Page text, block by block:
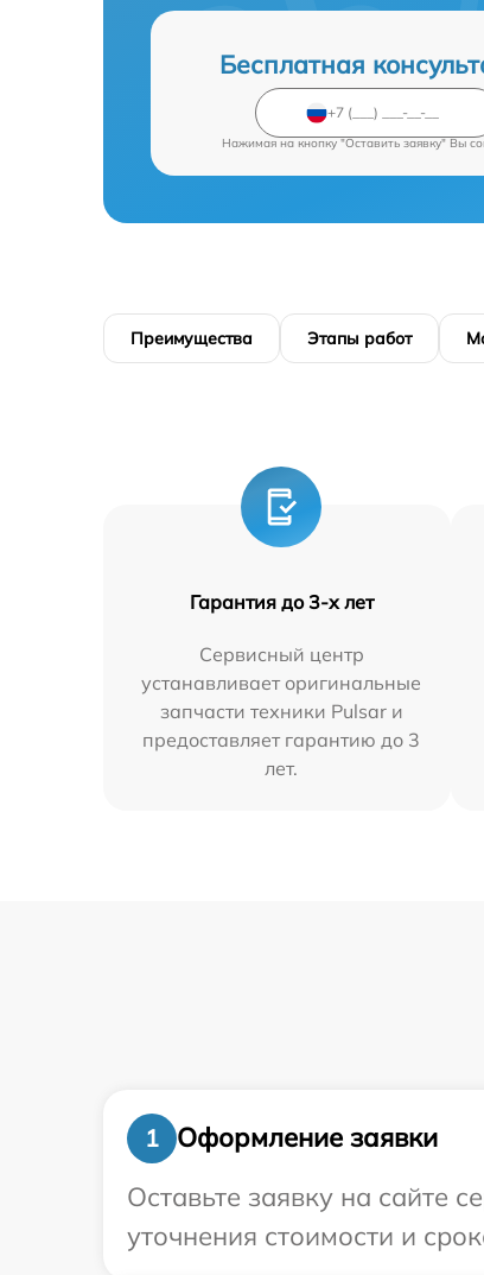
Бесплатная
Нажимая на кнопку "Оставить заявку" Вы
Преимущества Этапы работ
Гарантия до 3-х лет
Сервисный центр
устанавливает оригинальные
запчасти техники Pulsar и
предоставляет гарантию до 3
лет.
1
Оформление заявки
Оставьте заявку на сайте
уточнения стоимости и